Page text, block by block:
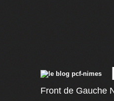
Front de Gauche